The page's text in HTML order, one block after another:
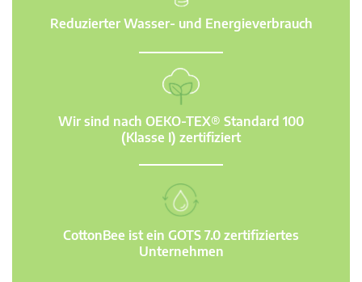
Reduzierter Wasser- und Energieverbrauch
Wir sind nach OEKO-TEX® Standard 100
(Klasse I) zertifiziert
CottonBee ist ein GOTS 7.0 zertifiziertes
Unternehmen